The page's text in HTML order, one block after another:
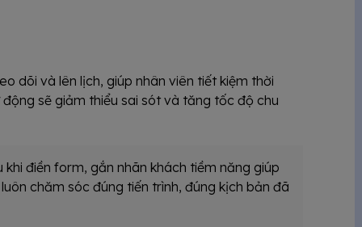
dõi và lên lịch, giúp nhân viên tiết kiệm thời
sẽ giảm thiểu sai sót và tăng tốc độ chu
điền form, gắn nhãn khách tiềm năng giúp
chăm sóc đúng tiến trình, đúng kịch bản đã